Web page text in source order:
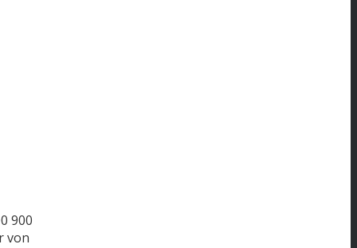
900
von